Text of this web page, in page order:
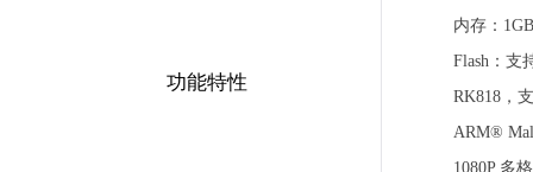
功能特性
内存：
Flash：支
RK818，
ARM®
1080P 多